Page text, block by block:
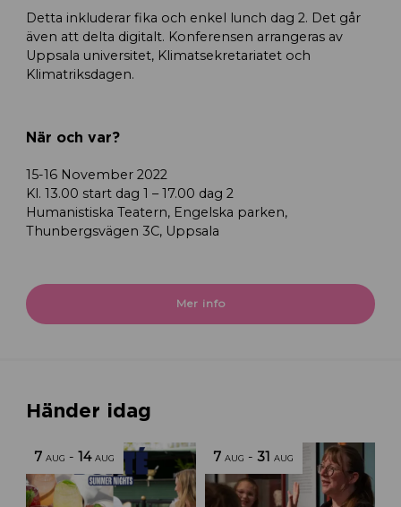
Detta inkluderar fika och enkel lunch dag 2. Det går
även att delta digitalt. Konferensen arrangeras av
Uppsala universitet, Klimatsekretariatet och
Klimatriksdagen.
När och var?
15-16 November 2022
Kl. 13.00 start dag 1 – 17.00 dag 2
Humanistiska Teatern, Engelska parken,
Thunbergsvägen 3C, Uppsala
Mer info
Händer idag
7 AUG -14 AUG 7 AUG -31 AUG